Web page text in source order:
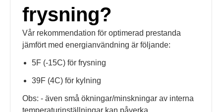
frysning?
Vår rekommendation för optimerad prestanda
jämfört med energianvändning är följande:
5F (-15C) för frysning
39F (4C) för kylning
Obs: - även små ökningar/minskningar av interna
temperaturinställningar kan påverka